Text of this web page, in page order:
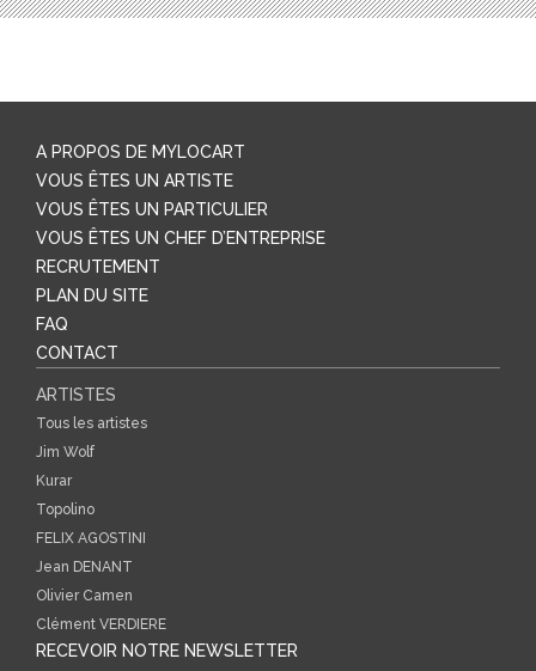
L’ARTICLE
A PROPOS DE MYLOCART
VOUS ÊTES UN ARTISTE
VOUS ÊTES UN PARTICULIER
VOUS ÊTES UN CHEF D’ENTREPRISE
RECRUTEMENT
PLAN DU SITE
FAQ
CONTACT
ARTISTES
Tous les artistes
Jim Wolf
Kurar
Topolino
FELIX AGOSTINI
Jean DENANT
Olivier Camen
Clément VERDIERE
RECEVOIR NOTRE NEWSLETTER